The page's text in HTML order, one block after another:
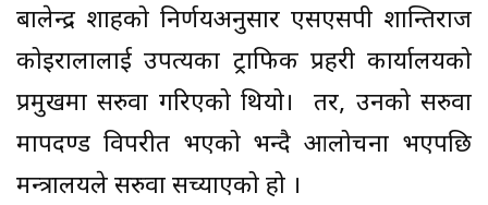
बालेन्द्र शाहको निर्णयअनुसार एसएसपी शान्तिराज
कोइरालालाई उपत्यका ट्राफिक प्रहरी कार्यालयको
प्रमुखमा सरुवा गरिएको थियो। तर, उनको सरुवा
मापदण्ड विपरीत भएको भन्दै आलोचना भएपछि
मन्त्रालयले सरुवा सच्याएको हो ।